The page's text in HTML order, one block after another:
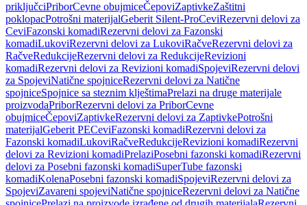
priključciPriborCevne obujmiceČepoviZaptivkeZaštitni
poklopacPotrošni materijalGeberit Silent-ProCeviRezervni delovi za
CeviFazonski komadiRezervni delovi za Fazonski
komadiLukoviRezervni delovi za LukoviRačveRezervni delovi za
RačveRedukcijeRezervni delovi za RedukcijeRevizioni
komadiRezervni delovi za Revizioni komadiSpojeviRezervni delovi
za SpojeviNatične spojniceRezervni delovi za Natične
spojniceSpojnice sa steznim klještimaPrelazi na druge materijale
proizvodaPriborRezervni delovi za PriborCevne
obujmiceČepoviZaptivkeRezervni delovi za ZaptivkePotrošni
materijalGeberit PECeviFazonski komadiRezervni delovi za
Fazonski komadiLukoviRačveRedukcijeRevizioni komadiRezervni
delovi za Revizioni komadiPrelaziPosebni fazonski komadiRezervni
delovi za Posebni fazonski komadiSuperTube fazonski
komadiKolenaPosebni fazonski komadiSpojeviRezervni delovi za
SpojeviZavareni spojeviNatične spojniceRezervni delovi za Natične